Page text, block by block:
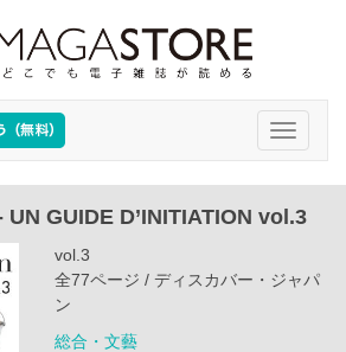
Toggle
GUIDE D’INITIATION vol.3
vol.3
全77ページ / ディスカバー・ジャパ
ン
総合・文藝